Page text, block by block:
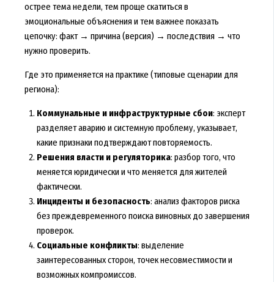
острее тема недели, тем проще скатиться в
эмоциональные объяснения и тем важнее показать
цепочку: факт → причина (версия) → последствия → что
нужно проверить.
Где это применяется на практике (типовые сценарии для
региона):
Коммунальные и инфраструктурные сбои: эксперт
разделяет аварию и системную проблему, указывает,
какие признаки подтверждают повторяемость.
Решения власти и регуляторика: разбор того, что
меняется юридически и что меняется для жителей
фактически.
Инциденты и безопасность: анализ факторов риска
без преждевременного поиска виновных до завершения
проверок.
Социальные конфликты: выделение
заинтересованных сторон, точек несовместимости и
возможных компромиссов.